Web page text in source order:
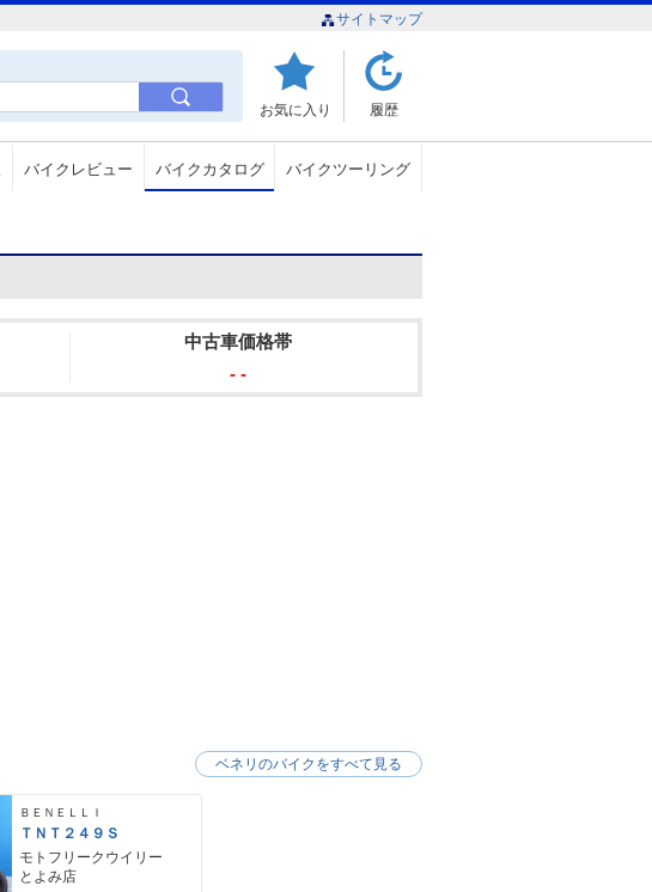
サイトマップ
お気に入り 履歴
バイクレビュー バイクカタログ バイクツーリング
中古車価格帯
- -
ＢＥＮＥＬＬＩ
ＴＮＴ２４９Ｓ
モトフリークウイリー
とよみ店
ベネリのバイクをすべて見る